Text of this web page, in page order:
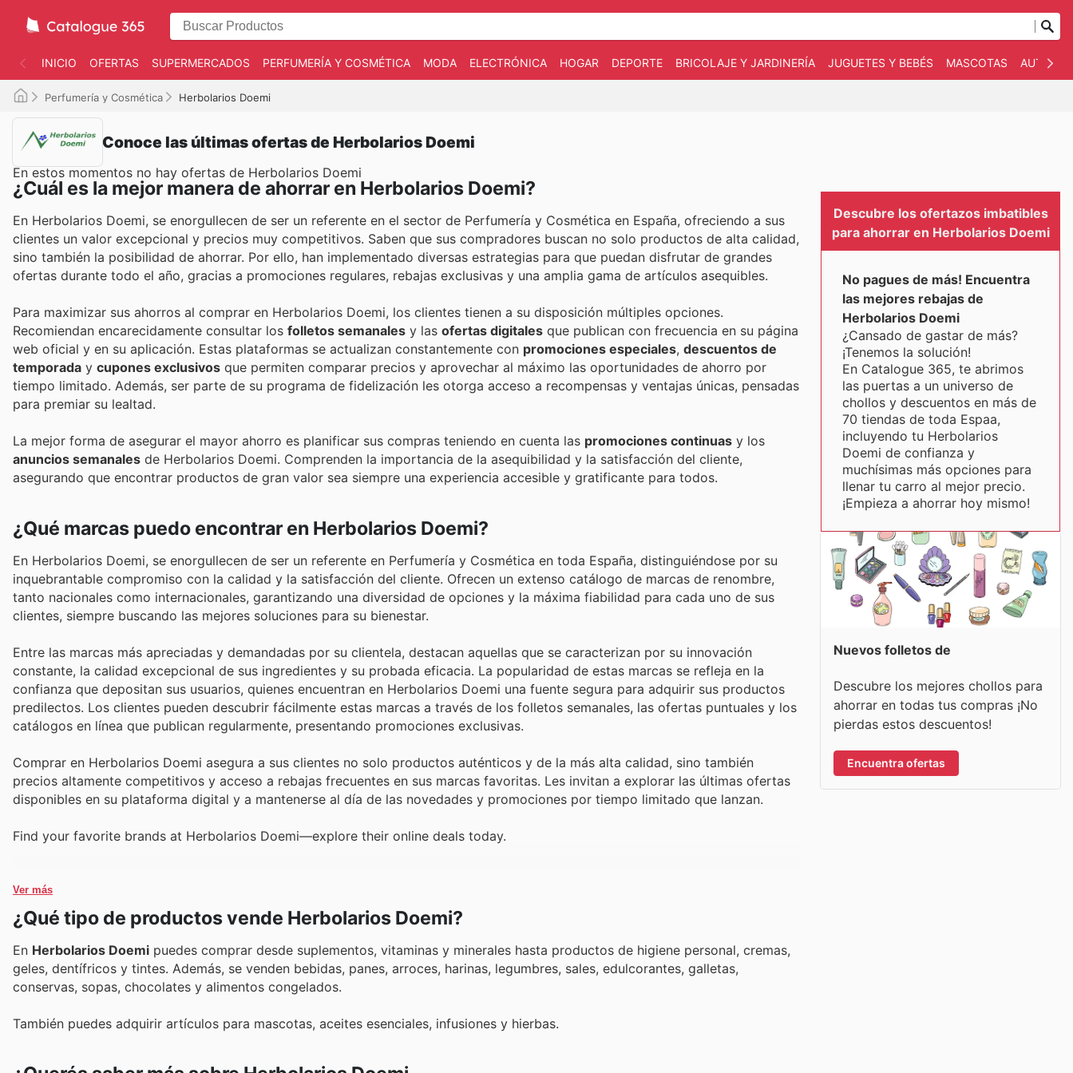
INICIO OFERTAS SUPERMERCADOS PERFUMERÍA Y COSMÉTICA MODA ELECTRÓNICA HOGAR DEPORTE BRICOLAJE Y JARDINERÍA JUGUETES Y BEBÉS MASCOTAS AUTO Y
Perfumería y Cosmética Herbolarios Doemi
Conoce las últimas ofertas de Herbolarios Doemi
En estos momentos no hay ofertas de Herbolarios Doemi
¿Cuál es la mejor manera de ahorrar en Herbolarios Doemi?
En Herbolarios Doemi, se enorgullecen de ser un referente en el sector de Perfumería y Cosmética en España, ofreciendo a sus
clientes un valor excepcional y precios muy competitivos. Saben que sus compradores buscan no solo productos de alta calidad,
sino también la posibilidad de ahorrar. Por ello, han implementado diversas estrategias para que puedan disfrutar de grandes
ofertas durante todo el año, gracias a promociones regulares, rebajas exclusivas y una amplia gama de artículos asequibles.
Para maximizar sus ahorros al comprar en Herbolarios Doemi, los clientes tienen a su disposición múltiples opciones.
Recomiendan encarecidamente consultar los folletos semanales y las ofertas digitales que publican con frecuencia en su página
web oficial y en su aplicación. Estas plataformas se actualizan constantemente con promociones especiales, descuentos de
temporada y cupones exclusivos que permiten comparar precios y aprovechar al máximo las oportunidades de ahorro por
tiempo limitado. Además, ser parte de su programa de fidelización les otorga acceso a recompensas y ventajas únicas, pensadas
para premiar su lealtad.
La mejor forma de asegurar el mayor ahorro es planificar sus compras teniendo en cuenta las promociones continuas y los
anuncios semanales de Herbolarios Doemi. Comprenden la importancia de la asequibilidad y la satisfacción del cliente,
asegurando que encontrar productos de gran valor sea siempre una experiencia accesible y gratificante para todos.
¿Qué marcas puedo encontrar en Herbolarios Doemi?
En Herbolarios Doemi, se enorgullecen de ser un referente en Perfumería y Cosmética en toda España, distinguiéndose por su
inquebrantable compromiso con la calidad y la satisfacción del cliente. Ofrecen un extenso catálogo de marcas de renombre,
tanto nacionales como internacionales, garantizando una diversidad de opciones y la máxima fiabilidad para cada uno de sus
clientes, siempre buscando las mejores soluciones para su bienestar.
Entre las marcas más apreciadas y demandadas por su clientela, destacan aquellas que se caracterizan por su innovación
constante, la calidad excepcional de sus ingredientes y su probada eficacia. La popularidad de estas marcas se refleja en la
confianza que depositan sus usuarios, quienes encuentran en Herbolarios Doemi una fuente segura para adquirir sus productos
predilectos. Los clientes pueden descubrir fácilmente estas marcas a través de los folletos semanales, las ofertas puntuales y los
catálogos en línea que publican regularmente, presentando promociones exclusivas.
Comprar en Herbolarios Doemi asegura a sus clientes no solo productos auténticos y de la más alta calidad, sino también
precios altamente competitivos y acceso a rebajas frecuentes en sus marcas favoritas. Les invitan a explorar las últimas ofertas
disponibles en su plataforma digital y a mantenerse al día de las novedades y promociones por tiempo limitado que lanzan.
Find your favorite brands at Herbolarios Doemi—explore their online deals today.
Ver más
¿Qué tipo de productos vende Herbolarios Doemi?
En Herbolarios Doemi puedes comprar desde suplementos, vitaminas y minerales hasta productos de higiene personal, cremas,
geles, dentífricos y tintes. Además, se venden bebidas, panes, arroces, harinas, legumbres, sales, edulcorantes, galletas,
conservas, sopas, chocolates y alimentos congelados.
También puedes adquirir artículos para mascotas, aceites esenciales, infusiones y hierbas.
Descubre los ofertazos imbatibles
para ahorrar en Herbolarios Doemi
No pagues de más! Encuentra
las mejores rebajas de
Herbolarios Doemi
¿Cansado de gastar de más?
¡Tenemos la solución!
En Catalogue 365, te abrimos
las puertas a un universo de
chollos y descuentos en más de
70 tiendas de toda Espaa,
incluyendo tu Herbolarios
Doemi de confianza y
muchísimas más opciones para
llenar tu carro al mejor precio.
¡Empieza a ahorrar hoy mismo!
Nuevos folletos de
Descubre los mejores chollos para
ahorrar en todas tus compras ¡No
pierdas estos descuentos!
Encuentra ofertas